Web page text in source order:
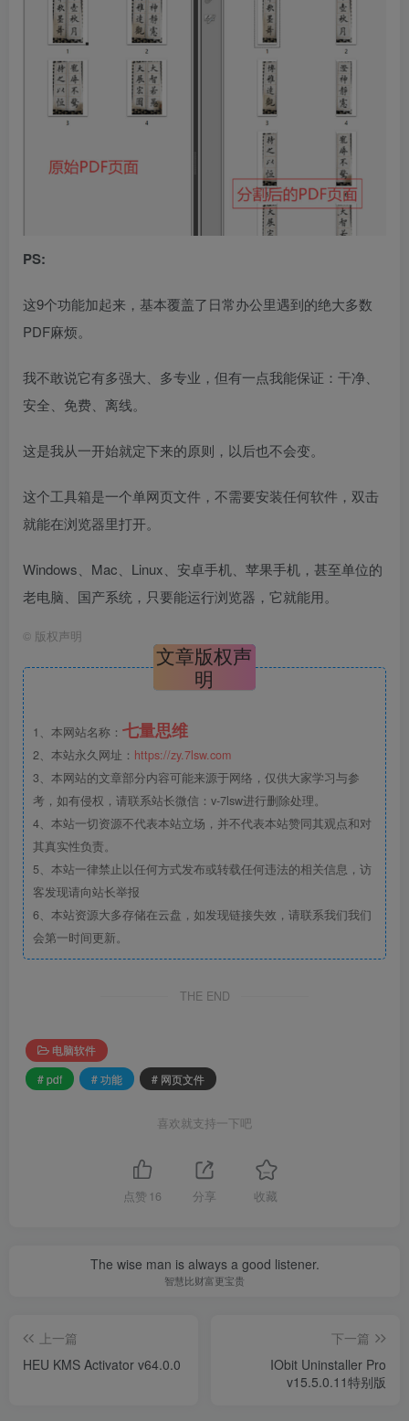
PS:
这9个功能加起来，基本覆盖了日常办公里遇到的绝大多数
PDF麻烦。
我不敢说它有多强大、多专业，但有一点我能保证：干净、
安全、免费、离线。
这是我从一开始就定下来的原则，以后也不会变。
这个工具箱是一个单网页文件，不需要安装任何软件，双击
就能在浏览器里打开。
Windows、Mac、Linux、安卓手机、苹果手机，甚至单位的
老电脑、国产系统，只要能运行浏览器，它就能用。
© 版权声明
文章版权声
明
1、本网站名称： 七量思维
2、本站永久网址： https://zy.7lsw.com
3、本网站的文章部分内容可能来源于网络，仅供大家学习与参
考，如有侵权，请联系站长微信：v-7lsw进行删除处理。
4、本站一切资源不代表本站立场，并不代表本站赞同其观点和对
其真实性负责。
5、本站一律禁止以任何方式发布或转载任何违法的相关信息，访
客发现请向站长举报
6、本站资源大多存储在云盘，如发现链接失效，请联系我们我们
会第一时间更新。
THE END
电脑软件
# pdf
# 功能 # 网页文件
喜欢就支持一下吧
点赞 16 分享 收藏
The wise man is always a good listener.
智慧比财富更宝贵
上一篇
HEU KMS Activator v64.0.0
下一篇
IObit Uninstaller Pro
v15.5.0.11特别版